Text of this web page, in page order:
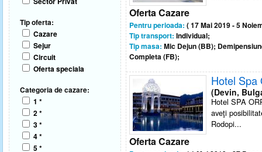
Tip oferta:
Cazare
Sejur
Circuit
Oferta speciala
Categoria de cazare:
1 *
2 *
3 *
4 *
5 *
Oferta Cazare
Pentru perioada: ( 17 Mai 2019 - 5
Tip transport: Individual;
Tip masa: Mic Dejun (BB);
Completa (FB);
Hotel Spa
(Devin,
Hotel SPA
aveţi
Rodopi...
Oferta Cazare